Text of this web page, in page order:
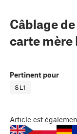
Câblage
carte mère
Pertinent pour
SL1
Article est